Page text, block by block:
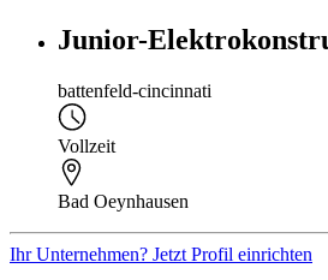
Junior-
battenfeld-cincinnati
Vollzeit
Bad Oeynhausen
Ihr Unternehmen? Jetzt Profil einrichten